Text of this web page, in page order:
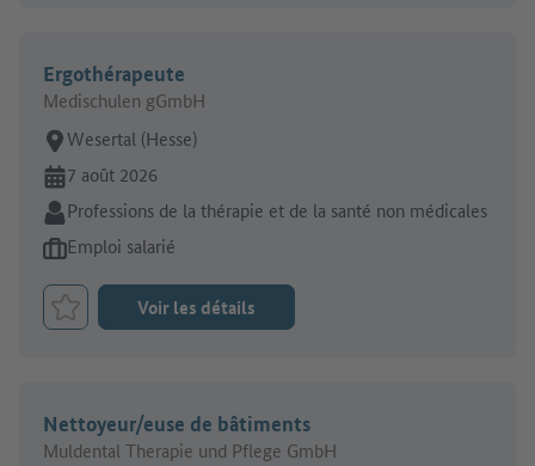
Ergothérapeute
Medischulen gGmbH
Lieu de travail:
Wesertal (Hesse)
En ligne depuis:
7 août 2026
Secteur:
Professions de la thérapie et de la santé non médicales
Type d'offre d'emploi:
Emploi salarié
Retenir le job
Voir les détails
Nettoyeur/euse de bâtiments
Muldental Therapie und Pflege GmbH